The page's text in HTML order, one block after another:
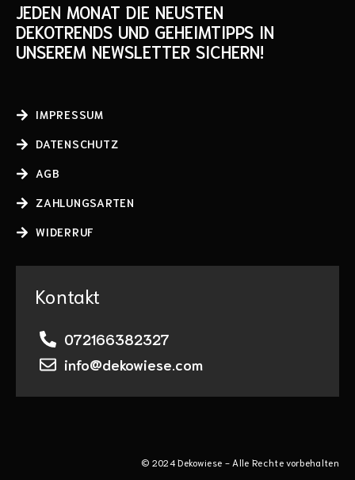
JEDEN MONAT DIE NEUSTEN
DEKOTRENDS UND GEHEIMTIPPS IN
UNSEREM NEWSLETTER SICHERN!
IMPRESSUM
DATENSCHUTZ
AGB
ZAHLUNGSARTEN
WIDERRUF
Kontakt
072166382327
info@dekowiese.com
© 2024 Dekowiese - Alle Rechte vorbehalten